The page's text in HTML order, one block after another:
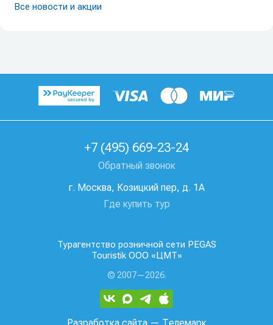
Все новости и акции
Турагентство розничной сети PEGAS
Touristik ООО «ЦМТ»
© 2007—2026.
+7 (495) 669-23-24
Обратный звонок
г. Москва, Козицкий пер, д. 1А
Где купить тур